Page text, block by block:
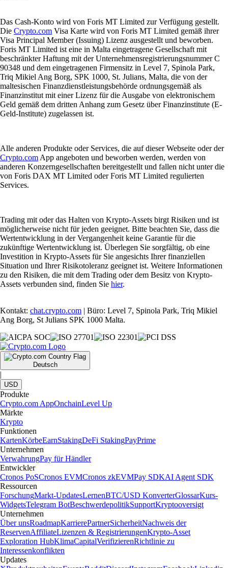
Das Cash-Konto wird von Foris MT Limited zur Verfügung gestellt.
Die Crypto.com Visa Karte wird von Foris MT Limited gemäß ihrer
Visa Principal Member (Issuing) Lizenz ausgestellt und beworben.
Foris MT Limited ist eine in Malta eingetragene Gesellschaft mit
beschränkter Haftung mit der Unternehmensregistrierungsnummer C
90348 und dem eingetragenen Firmensitz in Level 7, Spinola Park,
Triq Mikiel Ang Borg, SPK 1000, St. Julians, Malta, die von der
maltesischen Finanzdienstleistungsbehörde ordnungsgemäß als
Finanzinstitut mit einer Lizenz für die Ausgabe von elektronischem
Geld gemäß dem dritten Anhang zum Gesetz über Finanzinstitute (E-
Geld-Institute) zugelassen ist.
Alle anderen Produkte oder Services, die auf dieser Webseite oder der
Crypto.com App angeboten und beworben werden, werden von
anderen Konzerngesellschaften bereitgestellt und fallen nicht unter die
von Foris DAX MT Limited oder Foris MT Limited regulierten
Services.
Trading mit oder das Halten von Krypto-Assets birgt Risiken und ist
möglicherweise nicht für jeden geeignet. Bitte beachten Sie, dass die
Wertentwicklung in der Vergangenheit keine Garantie für die
zukünftige Wertentwicklung ist. Überlegen Sie sorgfältig, ob eine
Investition in Krypto-Assets für Sie angesichts Ihrer finanziellen
Situation und Ihrer Risikotoleranz geeignet ist. Weitere Informationen
zu den Risiken, die mit dem Trading oder dem Besitz von Krypto-
Assets verbunden sind, finden Sie hier.
Kontakt: chat.crypto.com | Büro: Level 7, Spinola Park, Triq Mikiel
Ang Borg, St Julians SPK 1000 Malta.
Deutsch
|
USD
Produkte
Crypto.com AppOnchainLevel Up
Märkte
Krypto
Funktionen
KartenKörbeEarnStakingDeFi StakingPayPrime
Unternehmen
VerwahrungPay für Händler
Entwickler
Cronos PoSCronos EVMCronos zkEVMPay SDKAI Agent SDK
Ressourcen
ForschungMarkt-UpdatesLernenBTC/USD KonverterGlossarKurs-
WidgetsTelegram BotBeschwerdepolitikSupportKryptooversigt
Unternehmen
Über unsRoadmapKarrierePartnerSicherheitNachweis der
ReservenAffiliateLizenzen & RegistrierungenKrypto-Asset
Exploration HubKlimaCapitalVerifizierenRichtlinie zu
Interessenkonflikten
Updates